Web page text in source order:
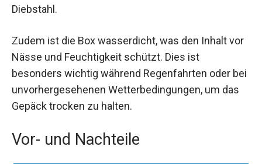
Diebstahl.
Zudem ist die Box wasserdicht, was den Inhalt vor
Nässe und Feuchtigkeit schützt. Dies ist
besonders wichtig während Regenfahrten oder bei
unvorhergesehenen Wetterbedingungen, um das
Gepäck trocken zu halten.
Vor- und Nachteile